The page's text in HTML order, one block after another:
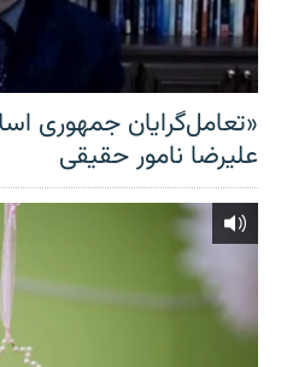
«تعامل‌گرایان جمهوری
علیرضا نامور حقیقی